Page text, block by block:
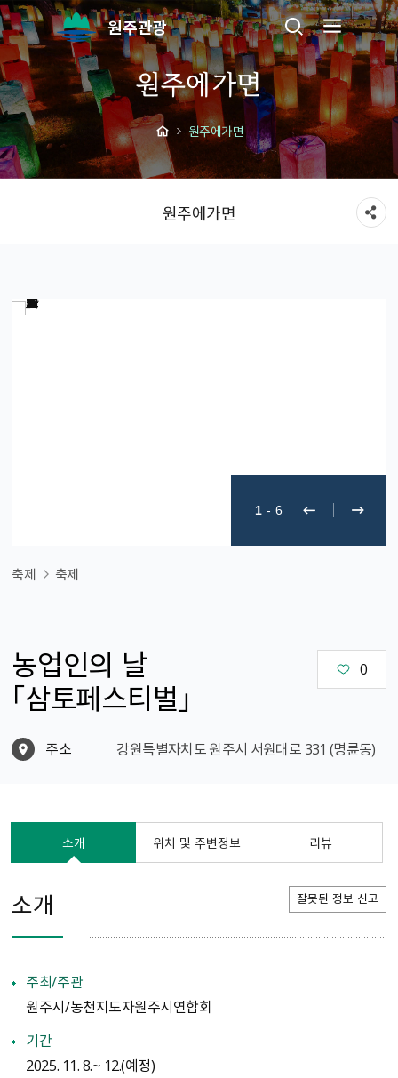
원주관광
원주에가면
원주에가면
원주에가면
1 - 6
축제 축제
농업인의 날
「삼토페스티벌」
0
주소 강원특별자치도 원주시 서원대로 331 (명륜동)
소개 위치 및 주변정보 리뷰
소개 잘못된 정보 신고
주최/주관
원주시/농천지도자원주시연합회
기간
2025. 11. 8.~ 12.(예정)